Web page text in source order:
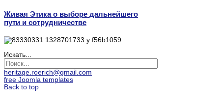
Живая Этика о выборе дальнейшего
пути и сотрудничестве
Искать...
heritage.roerich@gmail.com
free Joomla templates
Back to top